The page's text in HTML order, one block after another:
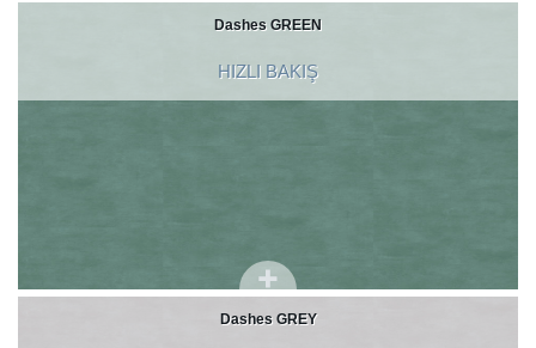
Dashes GREEN
HIZLI BAKIŞ
Dashes GREY